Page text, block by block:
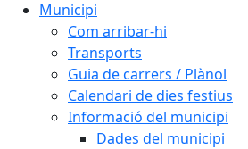
Municipi
Com arribar-hi
Transports
Guia de carrers / Plànol
Calendari de dies festius
Informació del municipi
Dades del municipi